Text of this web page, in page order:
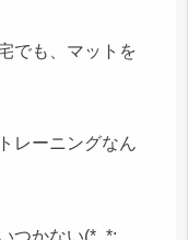
でも、マットを
レーニングなん